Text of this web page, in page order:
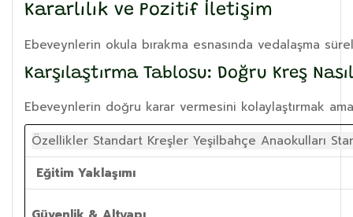
Kararlılık ve Pozitif İletişim
Ebeveynlerin okula bırakma esnasında vedalaşma
Karşılaştırma Tablosu: Doğru Kreş
Ebeveynlerin doğru karar vermesini kolaylaştırmak
Özellikler Standart Kreşler Yeşilbahçe Anaokulları
Eğitim Yaklaşımı